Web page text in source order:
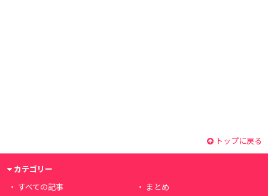
トップに戻る
カテゴリー
すべての記事
まとめ